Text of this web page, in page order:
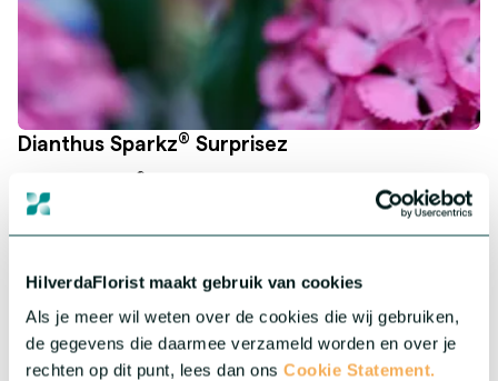
HilverdaFlorist maakt gebruik van cookies
Als je meer wil weten over de cookies die wij gebruiken,
de gegevens die daarmee verzameld worden en over je
rechten op dit punt, lees dan ons Cookie Statement.
Dianthus Sparkz® Surprisez
®
denkbaar – variëteiten die opvallen door unieke bloemvormen,
Meer over deze serie